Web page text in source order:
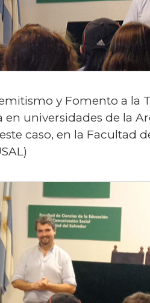
y Fomento a la
universidades de la
caso, en la Facultad